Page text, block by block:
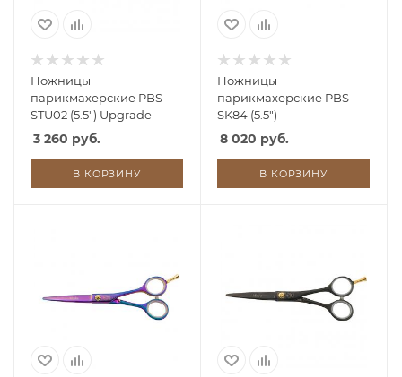
Ножницы
парикмахерские PBS-
STU02 (5.5") Upgrade
3 260 руб.
В КОРЗИНУ
Ножницы
парикмахерские PBS-
SK84 (5.5")
8 020 руб.
В КОРЗИНУ